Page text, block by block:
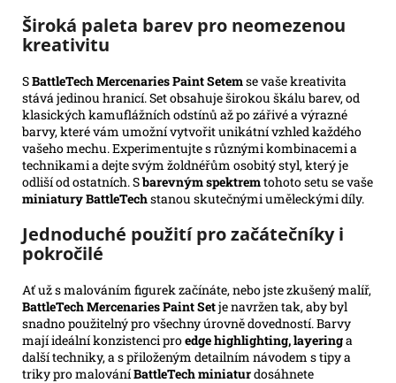
Široká paleta barev pro neomezenou
kreativitu
SBattleTech Mercenaries Paint Setemse vaše kreativita
stává jedinou hranicí. Set obsahuje širokou škálu barev, od
klasických kamuflážních odstínů až po zářivé a výrazné
barvy, které vám umožní vytvořit unikátní vzhled každého
vašeho mechu. Experimentujte s různými kombinacemi a
technikami a dejte svým žoldnéřům osobitý styl, který je
odliší od ostatních. Sbarevným spektremtohoto setu se vaše
miniatury BattleTechstanou skutečnými uměleckými díly.
Jednoduché použití pro začátečníky i
pokročilé
Ať už s malováním figurek začínáte, nebo jste zkušený malíř,
BattleTech Mercenaries Paint Setje navržen tak, aby byl
snadno použitelný pro všechny úrovně dovedností. Barvy
mají ideální konzistenci proedge highlighting, layeringa
další techniky, a s přiloženým detailním návodem s tipy a
triky pro malováníBattleTech miniaturdosáhnete